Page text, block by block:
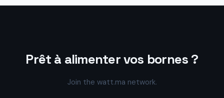
Prêt à alimenter vos bornes ?
Join the watt.ma network.